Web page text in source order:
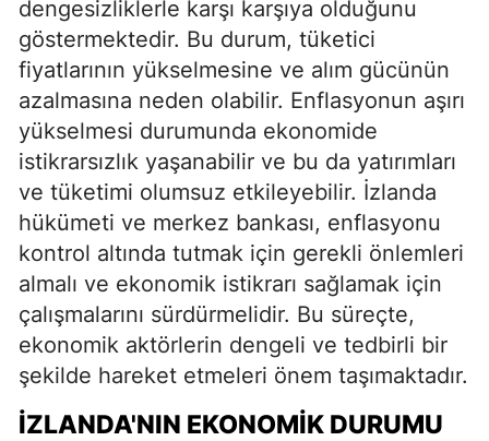
dengesizliklerle karşı karşıya olduğunu
göstermektedir. Bu durum, tüketici
fiyatlarının yükselmesine ve alım gücünün
azalmasına neden olabilir. Enflasyonun aşırı
yükselmesi durumunda ekonomide
istikrarsızlık yaşanabilir ve bu da yatırımları
ve tüketimi olumsuz etkileyebilir. İzlanda
hükümeti ve merkez bankası, enflasyonu
kontrol altında tutmak için gerekli önlemleri
almalı ve ekonomik istikrarı sağlamak için
çalışmalarını sürdürmelidir. Bu süreçte,
ekonomik aktörlerin dengeli ve tedbirli bir
şekilde hareket etmeleri önem taşımaktadır.
İZLANDA'NIN EKONOMIK DURUMU